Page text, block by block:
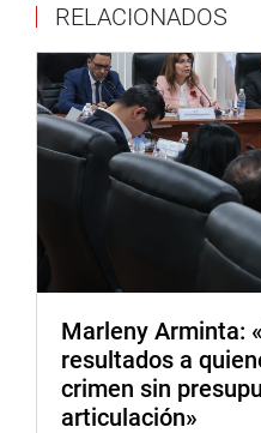
RELACIONADOS
Marleny Arminta:
resultados a
crimen sin
articulación»